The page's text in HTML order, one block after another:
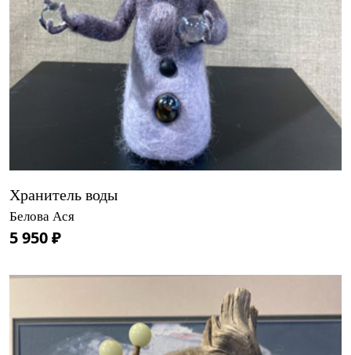
Хранитель воды
Белова Ася
5 950 ₽